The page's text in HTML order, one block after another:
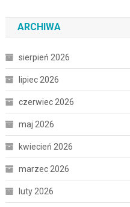
ARCHIWA
sierpień 2026
lipiec 2026
czerwiec 2026
maj 2026
kwiecień 2026
marzec 2026
luty 2026